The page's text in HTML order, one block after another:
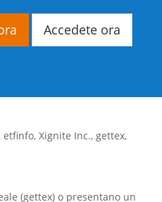
Accedete ora
etfinfo, Xignite Inc., gettex,
(gettex) o presentano un